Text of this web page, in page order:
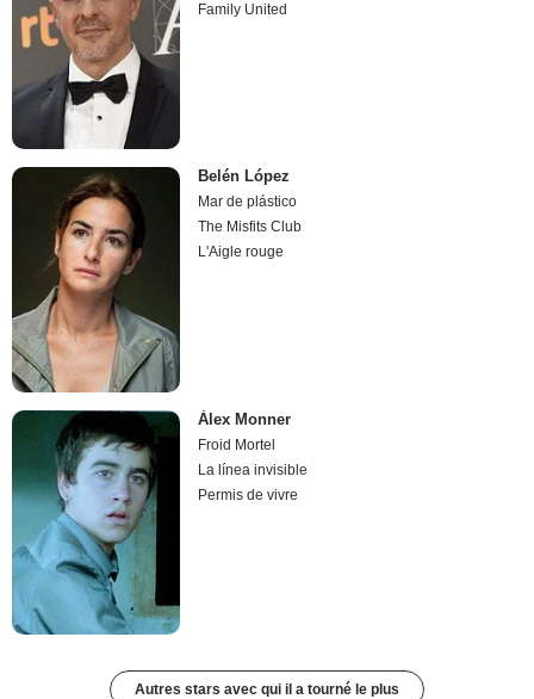
Family United
Belén López
Mar de plástico
The Misfits Club
L'Aigle rouge
Àlex Monner
Froid Mortel
La línea invisible
Permis de vivre
Autres stars avec qui il a tourné le plus